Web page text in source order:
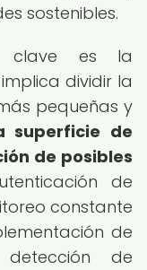
sostenibles.
clave es la
dividir la
pequeñas y
superficie de
de posibles
de
constante
de
de